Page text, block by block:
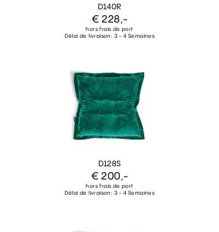
D140R
€ 228,-
hors frais de port
Délai de livraison: 3 - 4 Semaines
D128S
€ 200,-
hors frais de port
Délai de livraison: 3 - 4 Semaines